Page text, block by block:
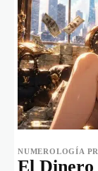
NUMEROLOGÍA
El Dinero